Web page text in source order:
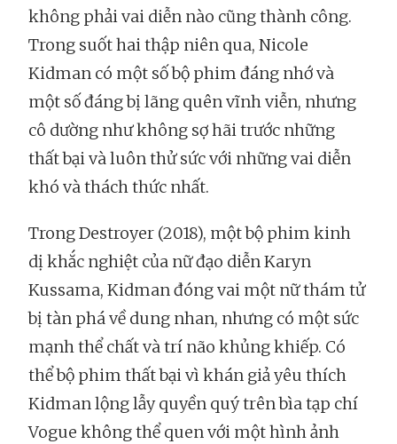
không phải vai diễn nào cũng thành công.
Trong suốt hai thập niên qua, Nicole
Kidman có một số bộ phim đáng nhớ và
một số đáng bị lãng quên vĩnh viễn, nhưng
cô dường như không sợ hãi trước những
thất bại và luôn thử sức với những vai diễn
khó và thách thức nhất.
Trong Destroyer (2018), một bộ phim kinh
dị khắc nghiệt của nữ đạo diễn Karyn
Kussama, Kidman đóng vai một nữ thám tử
bị tàn phá về dung nhan, nhưng có một sức
mạnh thể chất và trí não khủng khiếp. Có
thể bộ phim thất bại vì khán giả yêu thích
Kidman lộng lẫy quyền quý trên bìa tạp chí
Vogue không thể quen với một hình ảnh